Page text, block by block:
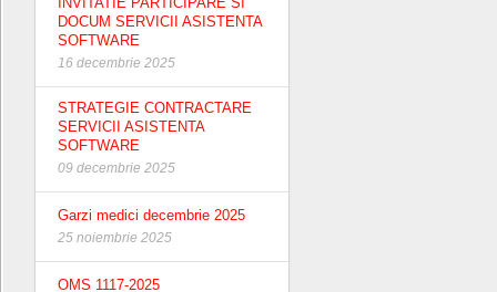
DOCUM SERVICII ASISTENTA
SOFTWARE
16 decembrie 2025
STRATEGIE CONTRACTARE
SERVICII ASISTENTA
SOFTWARE
09 decembrie 2025
Garzi medici decembrie 2025
25 noiembrie 2025
OMS 1117-2025